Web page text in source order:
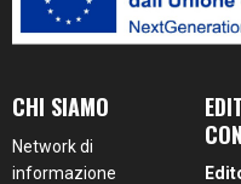
CHI SIAMO
Network di
informazione